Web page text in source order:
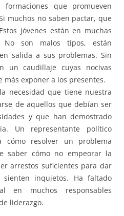
formaciones que promueven
muchos no saben pactar, que
jóvenes están en muchas
No son malos tipos, están
salida a sus problemas. Sin
un caudillaje cuyas nocivas
más exponer a los presentes.
necesidad que tiene nuestra
de aquellos que debían ser
y que han demostrado
Un representante político
cómo resolver un problema
saber cómo no empeorar la
arrestos suficientes para dar
inquietos. Ha faltado
en muchos responsables
liderazgo.